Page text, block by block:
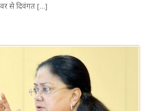
से दिवंगत […]